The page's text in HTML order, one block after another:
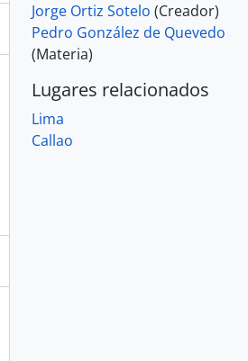
Jorge Ortiz Sotelo (Creador)
Pedro González de Quevedo
(Materia)
Lugares relacionados
Lima
Callao